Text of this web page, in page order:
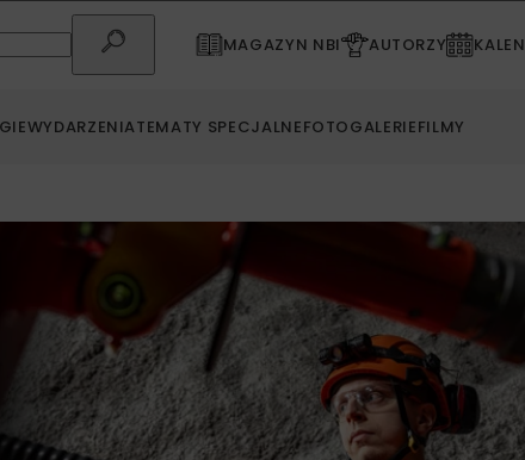
MAGAZYN NBI AUTORZY
WYDARZENIATEMATY SPECJALNEFOTOGALERIEFILMY